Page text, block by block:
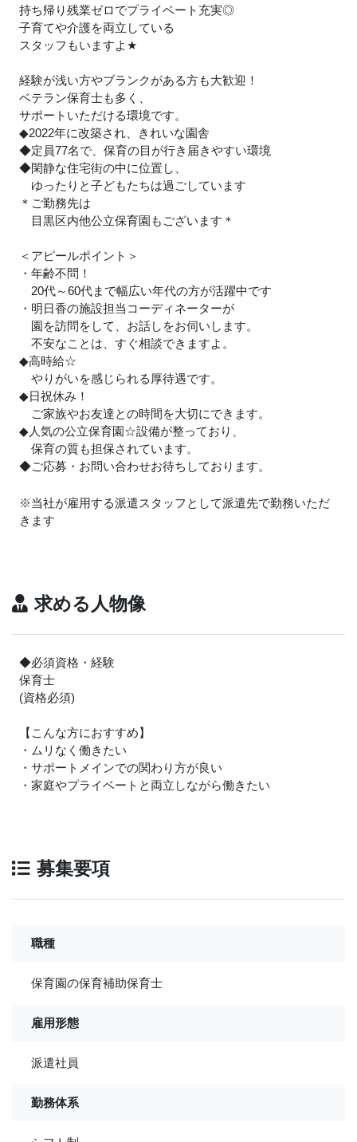
持ち帰り残業ゼロでプライベート充実◎
子育てや介護を両立している
スタッフもいますよ ★
経験が浅い方やブランクがある方も大歓迎！
ベテラン保育士も多く、
サポートいただける環境です。
◆2022年に改築され、きれいな園舎
◆定員77名で、保育の目が行き届きやすい環境
◆閑静な住宅街の中に位置し、
ゆったりと子どもたちは過ごしています
＊ご勤務先は
目黒区内他公立保育園もございます＊
＜アピールポイント＞
・年齢不問！
20代～60代まで幅広い年代の方が活躍中です
・明日香の施設担当コーディネーターが
園を訪問をして、お話しをお伺いします。
不安なことは、すぐ相談できますよ。
◆高時給☆
やりがいを感じられる厚待遇です。
◆日祝休み！
ご家族やお友達との時間を大切にできます。
◆人気の公立保育園☆設備が整っており、
保育の質も担保されています。
◆ご応募・お問い合わせお待ちしております。
※当社が雇用する派遣スタッフとして派遣先で勤務いただ
きます
求める人物像
◆必須資格・経験
保育士
(資格必須)
【こんな方におすすめ】
・ムリなく働きたい
・サポートメインでの関わり方が良い
・家庭やプライベートと両立しながら働きたい
募集要項
職種
保育園の保育補助保育士
雇用形態
派遣社員
勤務体系